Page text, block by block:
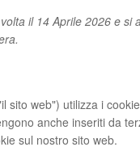
il 14 Aprile 2026 e
sito web") utilizza i
anche inseriti da
sul nostro sito web.